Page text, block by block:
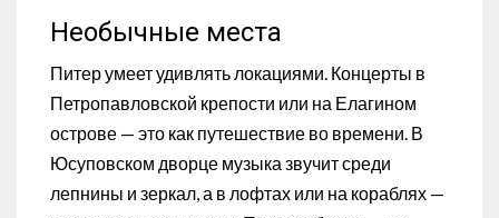
Необычные места
Питер умеет удивлять локациями. Концерты в
Петропавловской крепости или на Елагином
острове — это как путешествие во времени. В
Юсуповском дворце музыка звучит среди
лепнины и зеркал, а в лофтах или на кораблях —